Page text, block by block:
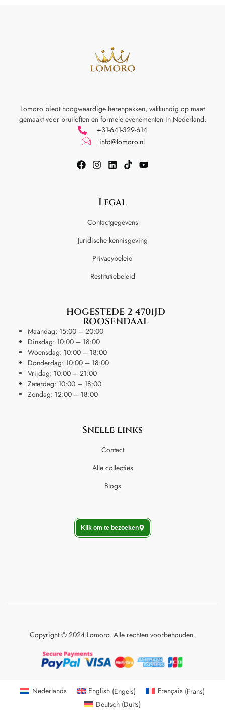
Lomoro biedt hoogwaardige herenpakken, vakkundig op maat
gemaakt voor bruiloften en formele evenementen in Nederland.
+31-641-329-614
info@lomoro.nl
Legal
Contactgegevens
Juridische kennisgeving
Privacybeleid
Restitutiebeleid
HOGESTEDE 2 4701JD
ROOSENDAAL
Maandag: 15:00 – 20:00
Dinsdag: 10:00 – 18:00
Woensdag: 10:00 – 18:00
Donderdag: 10:00 – 18:00
Vrijdag: 10:00 – 21:00
Zaterdag: 10:00 – 18:00
Zondag: 12:00 – 18:00
Snelle links
Contact
Alle collecties
Blogs
Klik om te bezoeken
Copyright © 2024 Lomoro. Alle rechten voorbehouden.
Nederlands English (Engels) Français(Frans)
Deutsch (Duits)